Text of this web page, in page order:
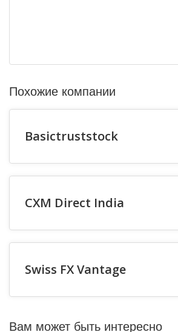
Похожие компании
Basictruststock
CXM Direct India
Swiss FX Vantage
Вам может быть интересно